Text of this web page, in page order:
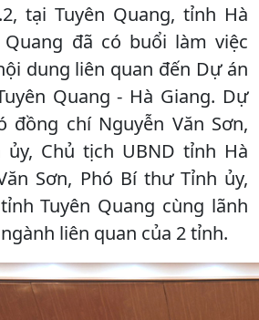
tại Tuyên Quang, tỉnh Hà
Quang đã có buổi làm việc
dung liên quan đến Dự án
Quang - Hà Giang. Dự
đồng chí Nguyễn Văn Sơn,
Chủ tịch UBND tỉnh Hà
Sơn, Phó Bí thư Tỉnh ủy,
Tuyên Quang cùng lãnh
liên quan của 2 tỉnh.